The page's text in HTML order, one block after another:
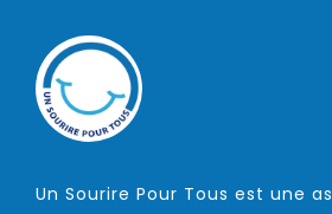
Un Sourire Pour Tous est une